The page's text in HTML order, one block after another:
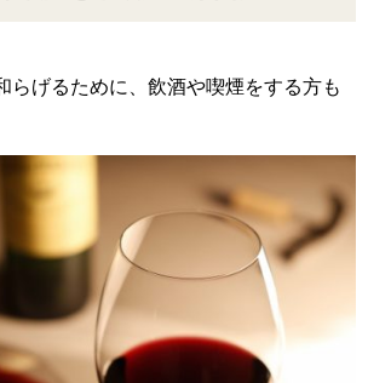
らげるために、飲酒や喫煙をする方も